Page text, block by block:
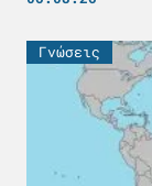
Γνώσεις